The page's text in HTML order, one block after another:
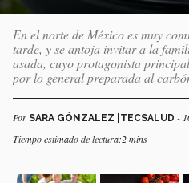
En el norte de México es muy
tarde, y se antoja invitar a la
asada, cuyo protagonista
por lo general preparada al
Por SARA GÓNZALEZ |TECSALUD -
Tiempo estimado de lectura:2 mins